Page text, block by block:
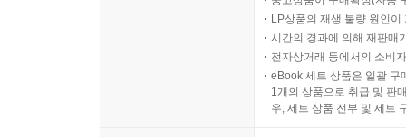
LP상품의 재생 불량 원인
시간의 경과에 의해 재판매
전자상거래 등에서의 소비
eBook 세트 상품은 일괄 구
1개의 상품으로 취급 및 판
우, 세트 상품 전부 및 세트